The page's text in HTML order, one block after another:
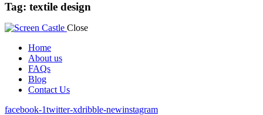
Tag: textile design
Close
Home
About us
FAQs
Blog
Contact Us
facebook-1twitter-xdribble-newinstagram